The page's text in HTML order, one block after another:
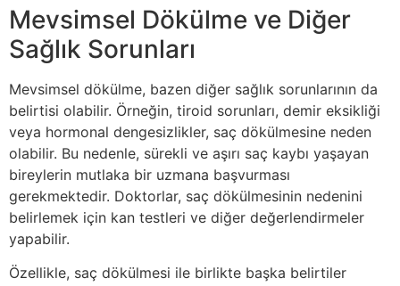
Mevsimsel Dökülme ve Diğer
Sağlık Sorunları
Mevsimsel dökülme, bazen diğer sağlık sorunlarının da
belirtisi olabilir. Örneğin, tiroid sorunları, demir eksikliği
veya hormonal dengesizlikler, saç dökülmesine neden
olabilir. Bu nedenle, sürekli ve aşırı saç kaybı yaşayan
bireylerin mutlaka bir uzmana başvurması
gerekmektedir. Doktorlar, saç dökülmesinin nedenini
belirlemek için kan testleri ve diğer değerlendirmeler
yapabilir.
Özellikle, saç dökülmesi ile birlikte başka belirtiler